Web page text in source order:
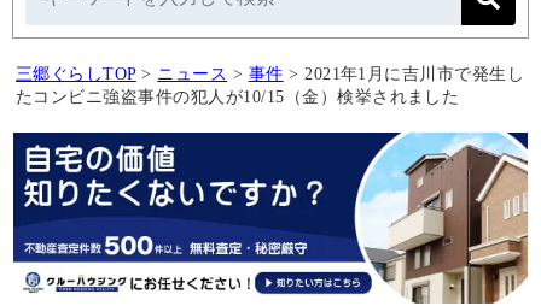
三郷ぐらしTOP > ニュース > 事件 > 2021年1月に吉川市で発生し
たコンビニ強盗事件の犯人が10/15（金）検挙されました